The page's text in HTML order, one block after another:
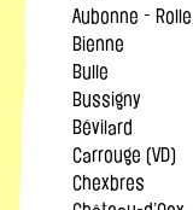
Aubonne - Rolle
Bienne
Bulle
Bussigny
Bévilard
Carrouge (VD)
Chexbres